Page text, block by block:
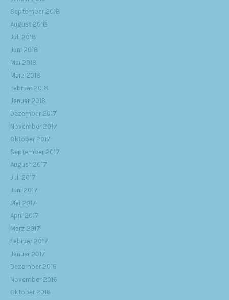
September 2018
August 2018
Juli 2018
Juni 2018
Mai 2018
März 2018
Februar 2018
Januar 2018
Dezember 2017
November 2017
Oktober 2017
September 2017
August 2017
Juli 2017
Juni 2017
Mai 2017
April 2017
März 2017
Februar 2017
Januar 2017
Dezember 2016
November 2016
Oktober 2016